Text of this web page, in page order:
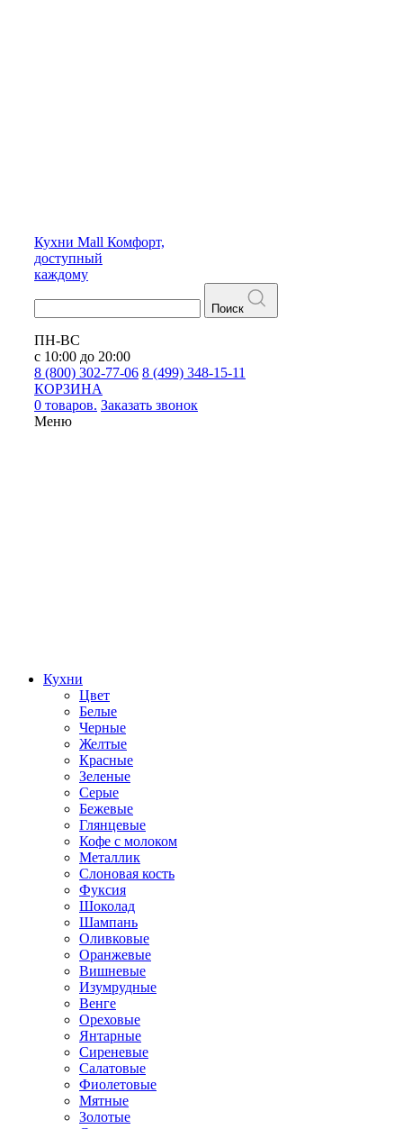
Кухни Mall Комфорт,
доступный
каждому
Поиск
ПН-ВС
с 10:00 до 20:00
8 (800) 302-77-06 8 (499) 348-15-11
КОРЗИНА
0 товаров. Заказать звонок
Меню
Кухни
Цвет
Белые
Черные
Желтые
Красные
Зеленые
Серые
Бежевые
Глянцевые
Кофе с молоком
Металлик
Слоновая кость
Фуксия
Шоколад
Шампань
Оливковые
Оранжевые
Вишневые
Изумрудные
Венге
Ореховые
Янтарные
Сиреневые
Салатовые
Фиолетовые
Мятные
Золотые